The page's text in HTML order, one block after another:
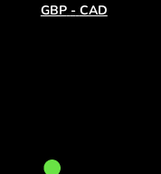
GBP - CAD